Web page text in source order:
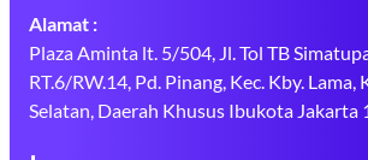
Alamat :
Plaza Aminta lt. 5/504, Jl. Tol TB
RT.6/RW.14, Pd. Pinang, Kec. Kby. Lama,
Selatan, Daerah Khusus Ibukota Jakarta